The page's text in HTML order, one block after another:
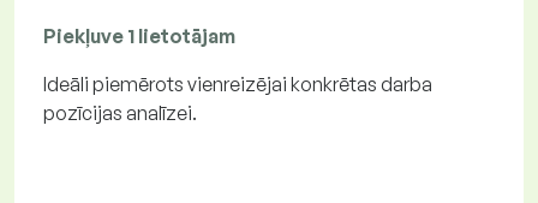
Piekļuve 1 lietotājam
Ideāli piemērots vienreizējai konkrētas darba
pozīcijas analīzei.